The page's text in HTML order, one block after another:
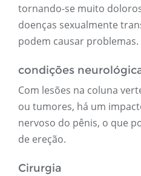
tornando-se muito
doenças sexualmente
podem causar problemas.
condições
Com lesões na coluna
ou tumores, há um
nervoso do pênis, o que
de ereção.
Cirurgia